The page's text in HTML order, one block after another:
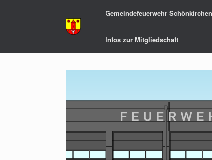
Gemeindefeuerwehr Schönkirchen
Infos zur Mitgliedschaft